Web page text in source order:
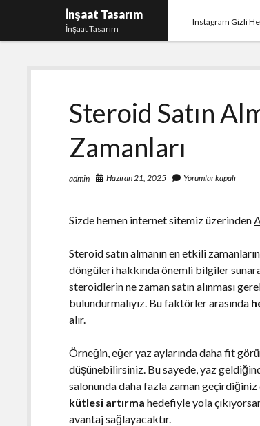
İnşaat Tasarım
İnşaat Tasarım
Instagram Gizli
Steroid Satın
Zamanları
admin Haziran 21, 2025 Yorumlar kapalı
Sizde hemen internet sitemiz üzerinden
Steroid satın almanın en etkili
döngüleri hakkında önemli bilgiler
steroidlerin ne zaman satın alınması
bulundurmalıyız. Bu faktörler arasında
alır.
Örneğin, eğer yaz aylarında daha fit
düşünebilirsiniz. Bu sayede, yaz
salonunda daha fazla zaman
kütlesi artırma hedefiyle yola
avantaj sağlayacaktır.